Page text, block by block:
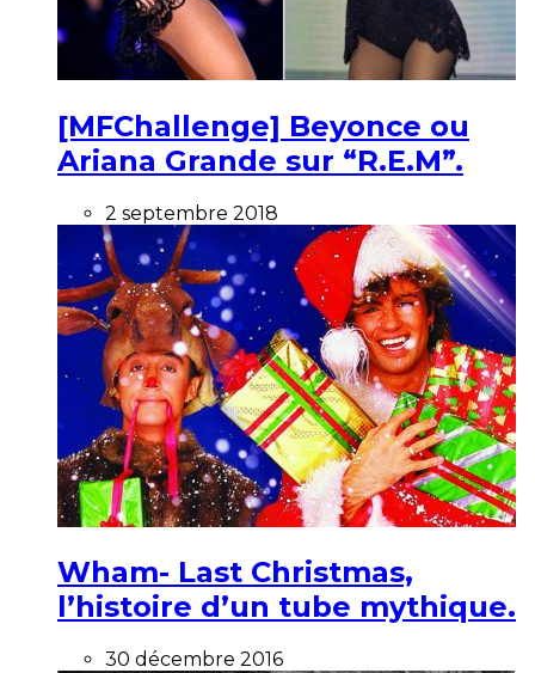
[MFChallenge] Beyonce ou
Ariana Grande sur “R.E.M”.
2 septembre 2018
Wham- Last Christmas,
l’histoire d’un tube mythique.
30 décembre 2016